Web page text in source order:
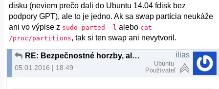
disku (neviem prečo dali do Ubuntu 14.04 fdisk bez
podpory GPT), ale to je jedno. Ak sa swap partícia neukáže
ani vo výpise z sudo parted -l alebo cat
/proc/partitions, tak si ten swap ani nevytvoril.
RE: Bezpečnostné horzby, alebo planý poplach?
05.01.2016 | 18:49
ilias
Ubuntu
Používateľ